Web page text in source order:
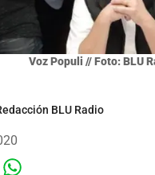
Voz Populi // Foto: BLU
BLU Radio